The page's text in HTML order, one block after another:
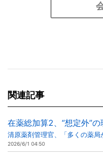
関連記事
在薬総加算2、“想定外”
清原薬剤管理官、「多くの薬局
2026/6/1 04:50